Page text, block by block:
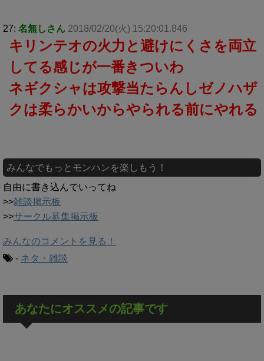
27: 名無しさん 2018/02/20(火) 15:20:01.846
キリンテオの火力と避けにくさを両立
してる感じが一番きついわ
ネギクシャは攻撃当たらんしゼノハザ
クは柔らかいからやられる前にやれる
みんなでもっとモンハンを楽しもう！
自由に書き込んでいってね
>>雑談掲示板
>>サークル募集掲示板
みんなのコメントを見る！
- ネタ・雑談
あなたにオススメの記事です